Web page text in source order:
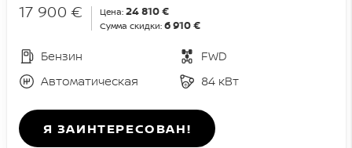
17 900 € Цена: 24 810 €
Сумма скидки: 6 910 €
Бензин
FWD
Автоматическая
84 кВт
Я ЗАИНТЕРЕСОВАН!